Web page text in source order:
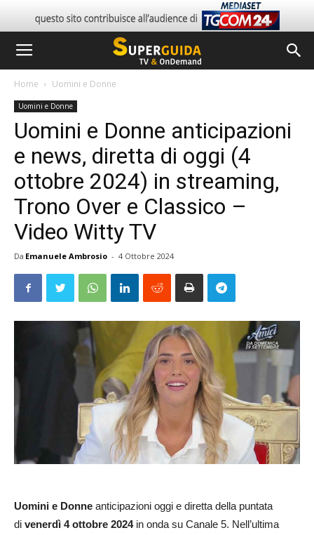
Home Uomini e Donne
Uomini e Donne
Uomini e Donne anticipazioni
e news, diretta di oggi (4
ottobre 2024) in streaming,
Trono Over e Classico –
Video Witty TV
Da Emanuele Ambrosio - 4 Ottobre 2024
Uomini e Donne anticipazioni oggi e diretta della puntata
di venerdì 4 ottobre 2024 in onda su Canale 5. Nell’ultima